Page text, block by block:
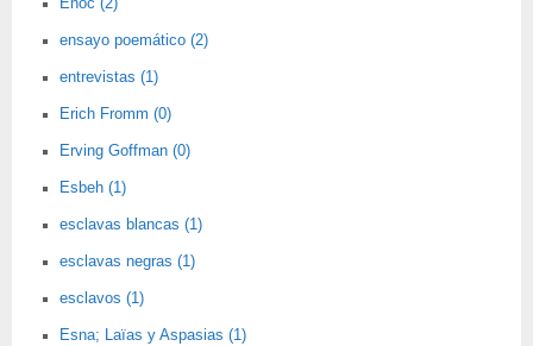
Enoc (2)
ensayo poemático (2)
entrevistas (1)
Erich Fromm (0)
Erving Goffman (0)
Esbeh (1)
esclavas blancas (1)
esclavas negras (1)
esclavos (1)
Esna; Laïas y Aspasias (1)